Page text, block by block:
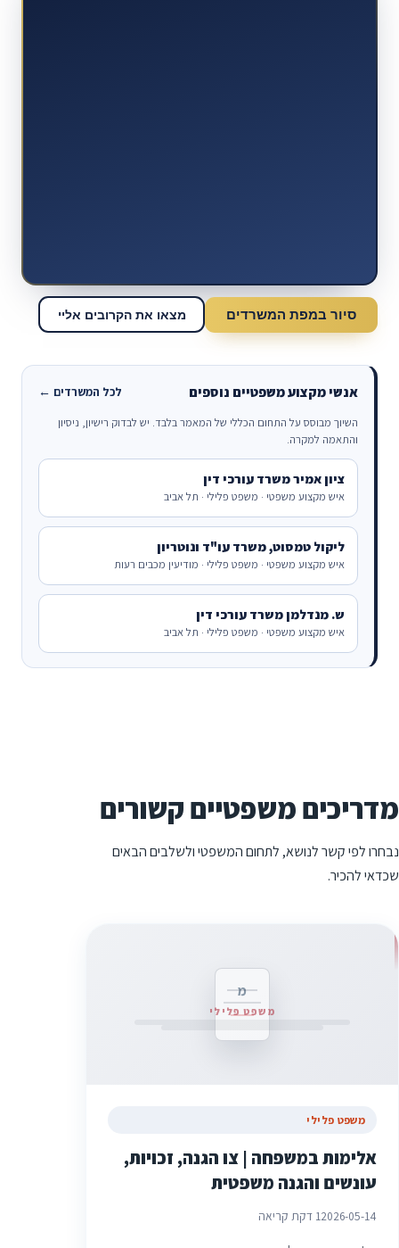
סיור במפת המשרדים מצאו את הקרובים אליי
אנשי מקצוע משפטיים נוספים לכל המשרדים ←
השיוך מבוסס על התחום הכללי של המאמר בלבד. יש לבדוק רישיון, ניסיון
והתאמה למקרה.
ציון אמיר משרד עורכי דין
איש מקצוע משפטי · משפט פלילי · תל אביב
ליקול טמסוט, משרד עו"ד ונוטריון
איש מקצוע משפטי · משפט פלילי · מודיעין מכבים רעות
ש. מנדלמן משרד עורכי דין
איש מקצוע משפטי · משפט פלילי · תל אביב
מדריכים משפטיים קשורים
נבחרו לפי קשר לנושא, לתחום המשפטי ולשלבים הבאים
שכדאי להכיר.
מ
משפט פלילי
משפט פלילי
אלימות במשפחה | צו הגנה, זכויות,
עונשים והגנה משפטית
2026-05-141 דקת קריאה